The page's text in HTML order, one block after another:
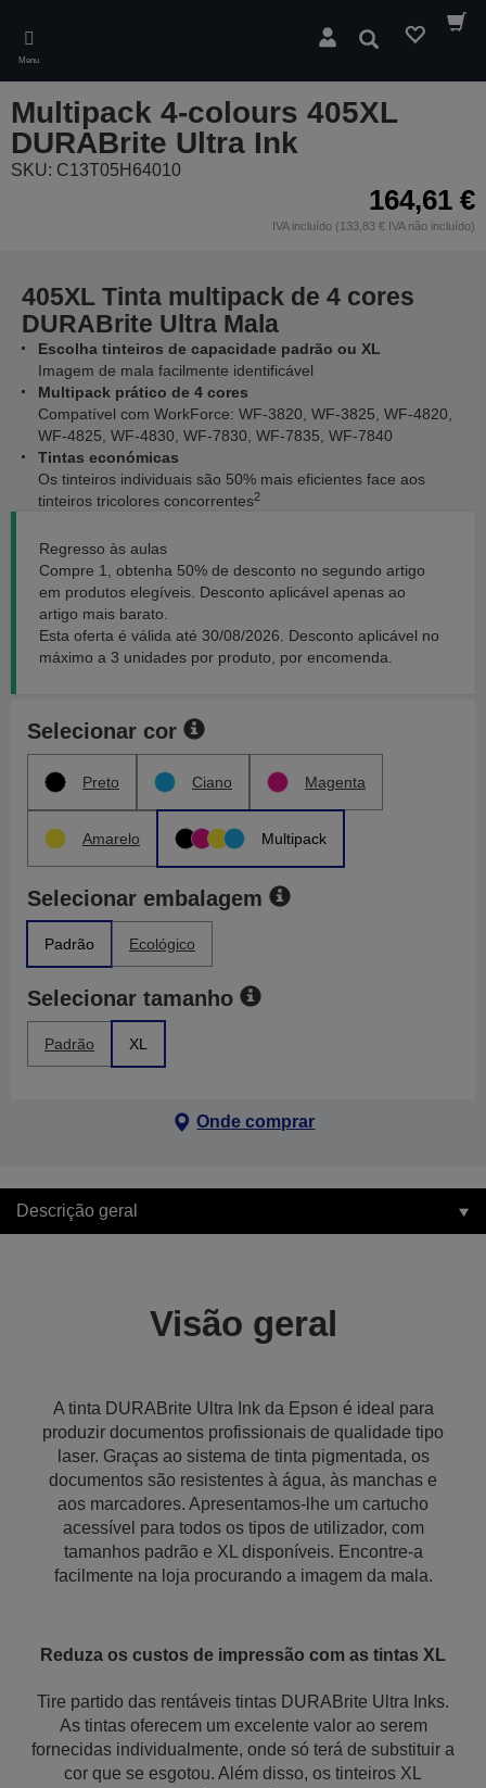
main
content
Menu
Pesquisar
Multipack 4-colours 405XL
DURABrite Ultra Ink
SKU: C13T05H64010
164,61 €
IVA incluído (133,83 € IVA não incluído)
405XL Tinta multipack de 4 cores
DURABrite Ultra Mala
Escolha tinteiros de capacidade padrão ou XL
Imagem de mala facilmente identificável
Multipack prático de 4 cores
Compatível com WorkForce: WF-3820, WF-3825, WF-4820,
WF-4825, WF-4830, WF-7830, WF-7835, WF-7840
Tintas económicas
Os tinteiros individuais são 50% mais eficientes face aos
tinteiros tricolores concorrentes2
Regresso às aulas
Compre 1, obtenha 50% de desconto no segundo artigo
em produtos elegíveis. Desconto aplicável apenas ao
artigo mais barato.
Esta oferta é válida até 30/08/2026. Desconto aplicável no
máximo a 3 unidades por produto, por encomenda.
Selecionar cor
Preto Ciano Magenta
Amarelo Multipack
Selecionar embalagem
Padrão Ecológico
Selecionar tamanho
Padrão XL
Onde comprar
Descrição geral
Visão geral
A tinta DURABrite Ultra Ink da Epson é ideal para
produzir documentos profissionais de qualidade tipo
laser. Graças ao sistema de tinta pigmentada, os
documentos são resistentes à água, às manchas e
aos marcadores. Apresentamos-lhe um cartucho
acessível para todos os tipos de utilizador, com
tamanhos padrão e XL disponíveis. Encontre-a
facilmente na loja procurando a imagem da mala.
Reduza os custos de impressão com as tintas XL
Tire partido das rentáveis tintas DURABrite Ultra Inks.
As tintas oferecem um excelente valor ao serem
fornecidas individualmente, onde só terá de substituir a
cor que se esgotou. Além disso, os tinteiros XL